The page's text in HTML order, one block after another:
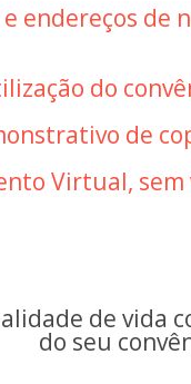
endereços de
do
de
Virtual, sem
de vida
do seu